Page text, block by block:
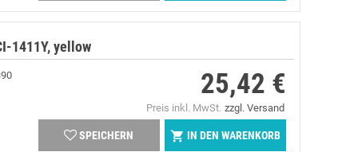
1411Y, yellow
25,42 €
Preis inkl. MwSt. zzgl. Versand
SPEICHERN  IN DEN WARENKORB